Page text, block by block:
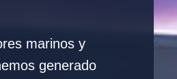
marinos y
generado